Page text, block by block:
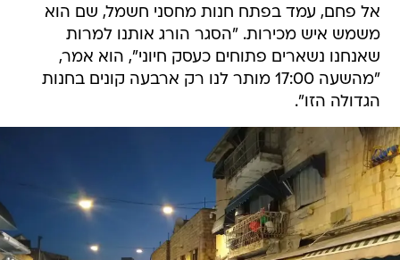
אל פחם, עמד בפתח חנות מחסני חשמל, שם הוא
משמש איש מכירות. "הסגר הורג אותנו למרות
שאנחנו נשארים פתוחים כעסק חיוני", הוא אמר,
"מהשעה 17:00 מותר לנו רק ארבעה קונים בחנות
הגדולה הזו".